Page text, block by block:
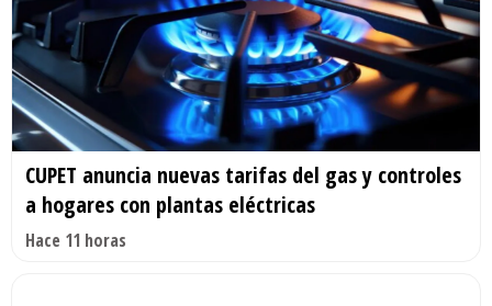
CUPET anuncia nuevas tarifas del gas y controles
a hogares con plantas eléctricas
Hace 11 horas